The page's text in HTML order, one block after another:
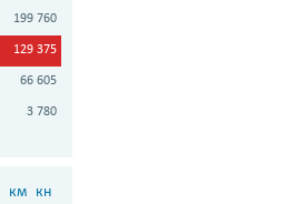
199 760
129 375
66 605
3 780
км кн